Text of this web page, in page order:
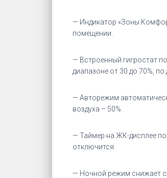
— Индикатор «Зоны
помещении.
— Встроенный гигростат
диапазоне от 30 до 70%,
— Авторежим
воздуха – 50%.
— Таймер на ЖК-дисплее
отключится.
— Ночной режим снижает